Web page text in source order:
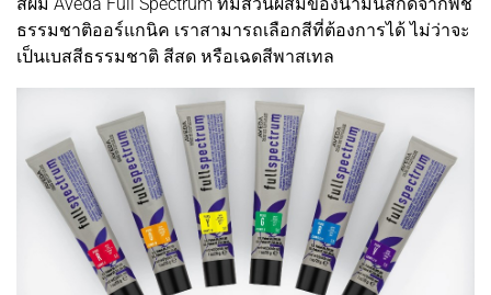
ธรรมชาติออร์แกนิค เราสามารถเลือกสีที่ต้องการได้ ไม่ว่าจะ
เป็นเบสสีธรรมชาติ สีสด หรือเฉดสีพาสเทล